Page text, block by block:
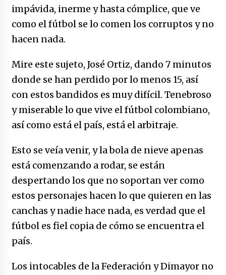
impávida, inerme y hasta cómplice, que ve
como el fútbol se lo comen los corruptos y no
hacen nada.
Mire este sujeto, José Ortiz, dando 7 minutos
donde se han perdido por lo menos 15, así
con estos bandidos es muy difícil. Tenebroso
y miserable lo que vive el fútbol colombiano,
así como está el país, está el arbitraje.
Esto se veía venir, y la bola de nieve apenas
está comenzando a rodar, se están
despertando los que no soportan ver como
estos personajes hacen lo que quieren en las
canchas y nadie hace nada, es verdad que el
fútbol es fiel copia de cómo se encuentra el
país.
Los intocables de la Federación y Dimayor no